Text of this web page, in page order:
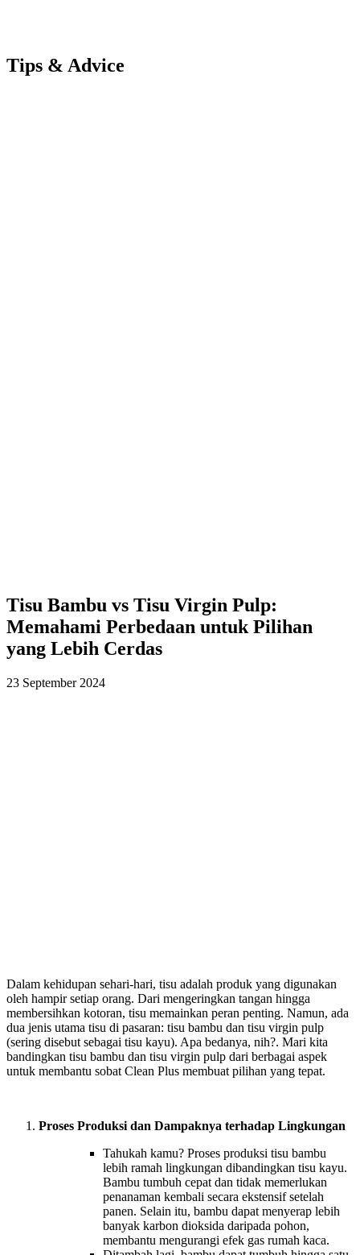
Tips & Advice
Tisu Bambu vs Tisu Virgin Pulp:
Memahami Perbedaan untuk Pilihan
yang Lebih Cerdas
23 September 2024
Dalam kehidupan sehari-hari, tisu adalah produk yang digunakan
oleh hampir setiap orang. Dari mengeringkan tangan hingga
membersihkan kotoran, tisu memainkan peran penting. Namun, ada
dua jenis utama tisu di pasaran: tisu bambu dan tisu virgin pulp
(sering disebut sebagai tisu kayu). Apa bedanya, nih?. Mari kita
bandingkan tisu bambu dan tisu virgin pulp dari berbagai aspek
untuk membantu sobat Clean Plus membuat pilihan yang tepat.
Proses Produksi dan Dampaknya terhadap Lingkungan
Tahukah kamu? Proses produksi tisu bambu
lebih ramah lingkungan dibandingkan tisu kayu.
Bambu tumbuh cepat dan tidak memerlukan
penanaman kembali secara ekstensif setelah
panen. Selain itu, bambu dapat menyerap lebih
banyak karbon dioksida daripada pohon,
membantu mengurangi efek gas rumah kaca.